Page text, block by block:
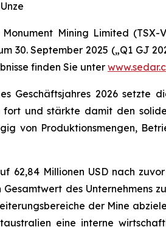
Mining Limited
30. September 2025 („Q1 GJ
finden Sie unter
Geschäftsjahres 2026 setzte
und stärkte damit den
von Produktionsmengen,
Millionen USD nach
des Unternehmens
der Mine
eine interne